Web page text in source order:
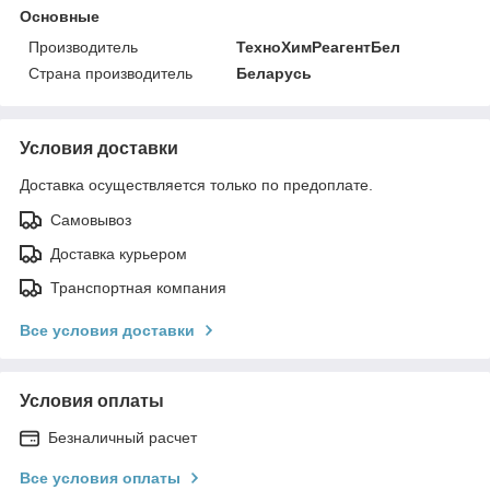
Основные
Производитель
ТехноХимРеагентБел
Страна производитель
Беларусь
Условия доставки
Доставка осуществляется только по предоплате.
Самовывоз
Доставка курьером
Транспортная компания
Все условия доставки
Условия оплаты
Безналичный расчет
Все условия оплаты